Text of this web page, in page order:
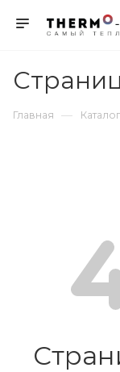
Главная — Каталог